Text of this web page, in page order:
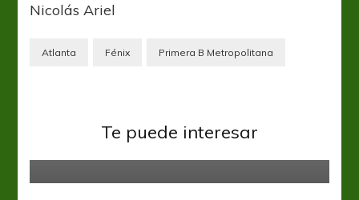
Nicolás Ariel
Atlanta Fénix Primera B Metropolitana
Te puede interesar
Español fue un Ssuso en Bajo